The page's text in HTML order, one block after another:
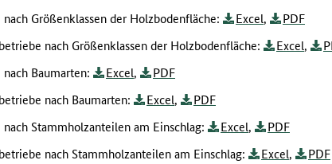
Größenklassen der Holzbodenfläche:
Excel,
PDF
nach Größenklassen der Holzbodenfläche:
Excel,
Baumarten:
Excel,
PDF
nach Baumarten:
Excel,
PDF
Stammholzanteilen am Einschlag:
Excel,
PDF
nach Stammholzanteilen am Einschlag:
Excel,
PDF